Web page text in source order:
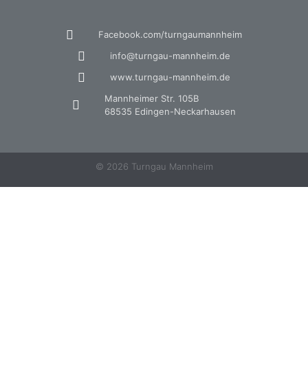
Facebook.com/turngaumannheim
info@turngau-mannheim.de
www.turngau-mannheim.de
Mannheimer Str. 105B
68535 Edingen-Neckarhausen
© 2026 Turngau Mannheim